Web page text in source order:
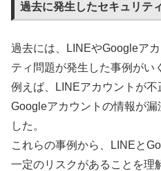
過去に発生したセキュリテ
過去には、LINEやGoogleア
ティ問題が発生した事例がい
例えば、LINEアカウントが不
Googleアカウントの情報が漏
した。
これらの事例から、LINEと
一定のリスクがあることを理